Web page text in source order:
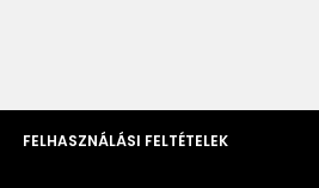
FELHASZNÁLÁSI FELTÉTELEK